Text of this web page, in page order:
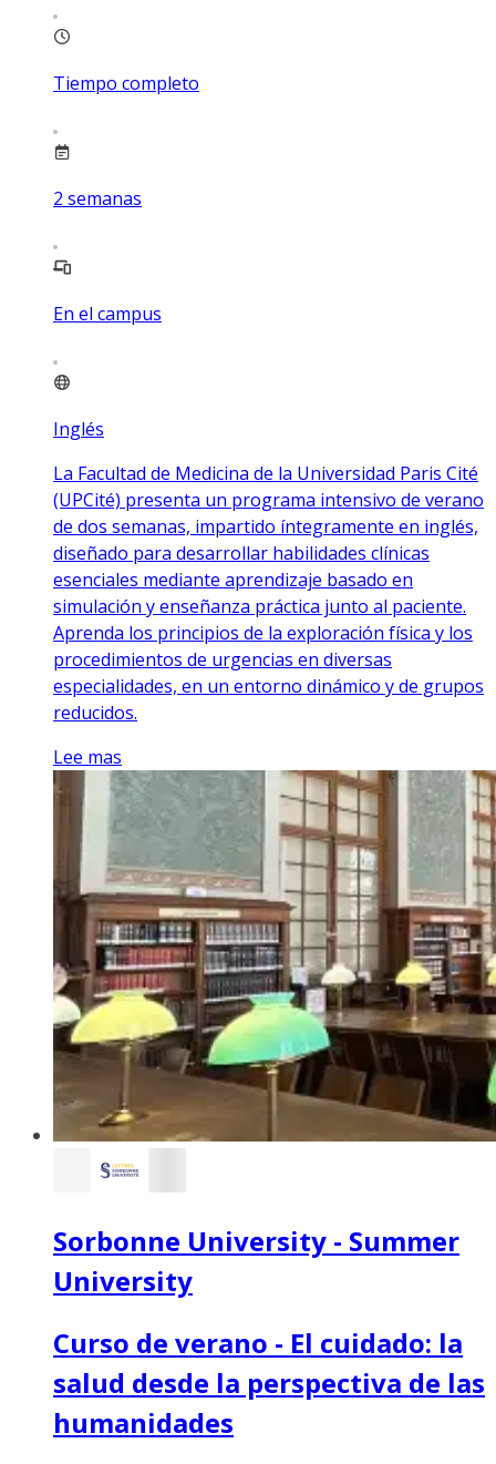
Tiempo completo
2 semanas
En el campus
Inglés
La Facultad de Medicina de la Universidad Paris Cité
(UPCité) presenta un programa intensivo de verano
de dos semanas, impartido íntegramente en inglés,
diseñado para desarrollar habilidades clínicas
esenciales mediante aprendizaje basado en
simulación y enseñanza práctica junto al paciente.
Aprenda los principios de la exploración física y los
procedimientos de urgencias en diversas
especialidades, en un entorno dinámico y de grupos
reducidos.
Lee mas
Sorbonne University - Summer
University
Curso de verano - El cuidado: la
salud desde la perspectiva de las
humanidades